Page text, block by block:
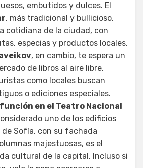
embutidos y dulces. El
, más tradicional y bullicioso,
cotidiana de la ciudad, con
especias y productos locales.
, en cambio, te espera un
de libros al aire libre,
como locales buscan
o ediciones especiales.
en el Teatro Nacional
uno de los edificios
de Sofía, con su fachada
majestuosas, es el
cultural de la capital. Incluso si